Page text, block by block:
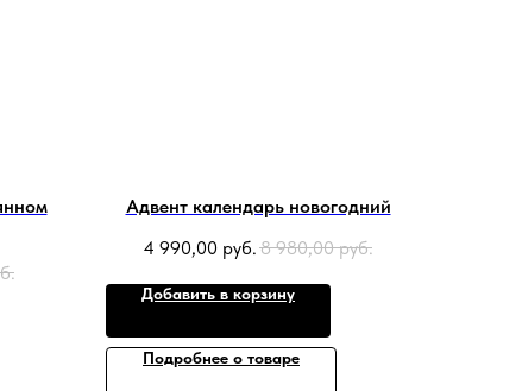
Адвент календарь новогодний
4 990,00 руб.8 980,00 руб.
Добавить в корзину
Подробнее о товаре